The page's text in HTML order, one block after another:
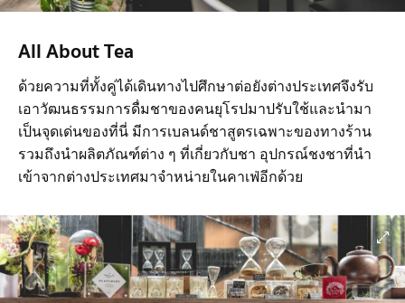
All About Tea
ด้วยความที่ทั้งคู่ได้เดินทางไปศึกษาต่อยังต่างประเทศจึงรับ
เอาวัฒนธรรมการดื่มชาของคนยุโรปมาปรับใช้และนำมา
เป็นจุดเด่นของที่นี่ มีการเบลนด์ชาสูตรเฉพาะของทางร้าน
รวมถึงนำผลิตภัณฑ์ต่าง ๆ ที่เกี่ยวกับชา อุปกรณ์ชงชาที่นำ
เข้าจากต่างประเทศมาจำหน่ายในคาเฟ่อีกด้วย